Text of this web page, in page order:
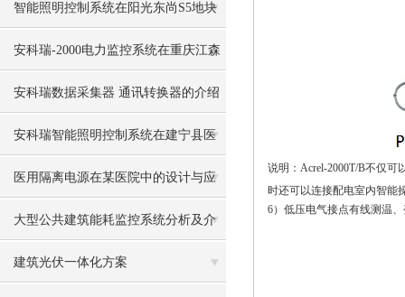
智能照明控制系统在阳光东尚S5地块
的设计与应用
安科瑞-2000电力监控系统在重庆江森
自控电池有限公司的应用
安科瑞数据采集器 通讯转换器的介绍
安科瑞智能照明控制系统在建宁县医
院项目的设计与应用
医用隔离电源在某医院中的设计与应
用
大型公共建筑能耗监控系统分析及介
绍
建筑光伏一体化方案
说明： Acrel-2000T/B不仅可
时还可以连接配电室内智能
6）低压电气接点有线测温